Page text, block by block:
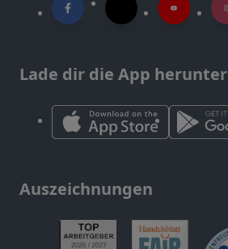
Lade dir die App herunter
Auszeichnungen